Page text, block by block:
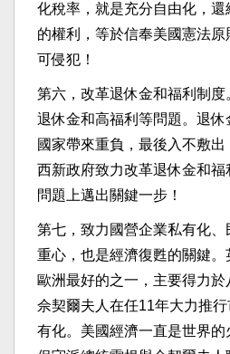
化稅率，就是充分自由化，還
的權利，等於信奉美國憲法
可侵犯！
第六，改革退休金和福利制
退休金和高福利等問題。退
國家帶來重負，最後入不敷
西新政府致力改革退休金和
問題上邁出關鍵一步！
第七，致力國營企業私有化
重心，也是經濟復甦的關鍵
歐洲最好的之一，主要得力
佘契爾夫人在任11年大力推
有化。美國經濟一直是世界